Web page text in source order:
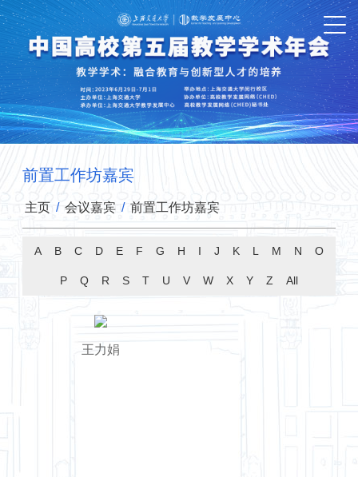
前置工作坊嘉宾
主页 / 会议嘉宾 / 前置工作坊嘉宾
A B C D E F G H I J K L M N O
P Q R S T U V W X Y Z All
王力娟